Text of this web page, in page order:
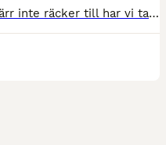
Eftersom tiden och energin tyvärr inte räcker till har vi tagit beslutet att sälja vår fina Marvel. Han gick på travet fram till början av 2022, men var tvungen att avsluta karriären på grund av en g